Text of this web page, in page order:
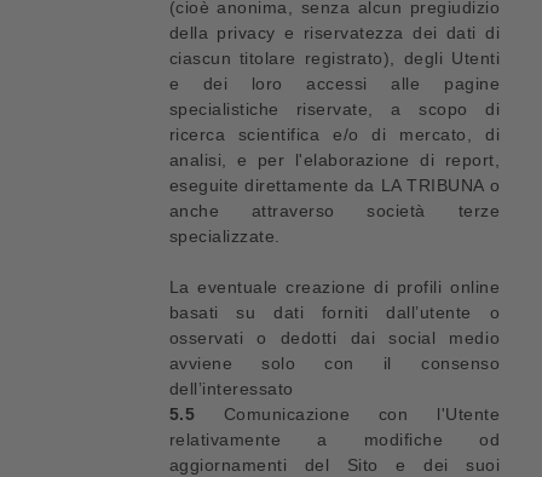
(cioè anonima, senza alcun pregiudizio
della privacy e riservatezza dei dati di
ciascun titolare registrato), degli Utenti
e dei loro accessi alle pagine
specialistiche riservate, a scopo di
ricerca scientifica e/o di mercato, di
analisi, e per l'elaborazione di report,
eseguite direttamente da LA TRIBUNA o
anche attraverso società terze
specializzate.
La eventuale creazione di profili online
basati su dati forniti dall’utente o
osservati o dedotti dai social medio
avviene solo con il consenso
dell’interessato
5.5 Comunicazione con l'Utente
relativamente a modifiche od
aggiornamenti del Sito e dei suoi